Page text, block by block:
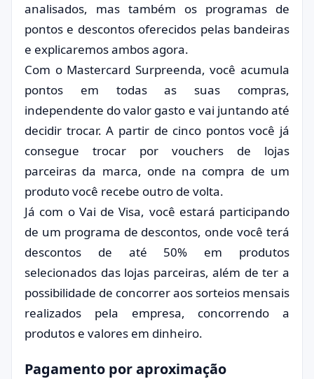
analisados, mas também os programas de
pontos e descontos oferecidos pelas bandeiras
e explicaremos ambos agora.
Com o Mastercard Surpreenda, você acumula
pontos em todas as suas compras,
independente do valor gasto e vai juntando até
decidir trocar. A partir de cinco pontos você já
consegue trocar por vouchers de lojas
parceiras da marca, onde na compra de um
produto você recebe outro de volta.
Já com o Vai de Visa, você estará participando
de um programa de descontos, onde você terá
descontos de até 50% em produtos
selecionados das lojas parceiras, além de ter a
possibilidade de concorrer aos sorteios mensais
realizados pela empresa, concorrendo a
produtos e valores em dinheiro.
Pagamento por aproximação